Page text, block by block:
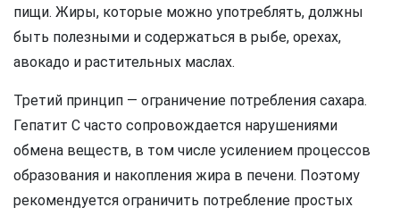
пищи. Жиры, которые можно употреблять, должны
быть полезными и содержаться в рыбе, орехах,
авокадо и растительных маслах.
Третий принцип — ограничение потребления сахара.
Гепатит C часто сопровождается нарушениями
обмена веществ, в том числе усилением процессов
образования и накопления жира в печени. Поэтому
рекомендуется ограничить потребление простых